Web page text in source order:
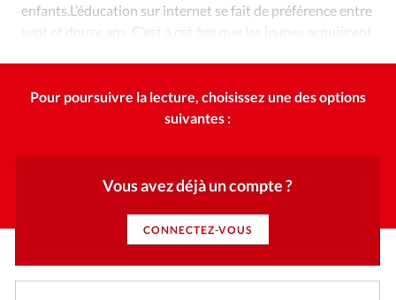
enfants.L’éducation sur internet se fait de préférence entre
sept et douze ans. C’est à cet âge que les jeunes acquièrent
Pour poursuivre la lecture, choisissez une des options
suivantes :
Vous avez déjà un compte ?
CONNECTEZ-VOUS